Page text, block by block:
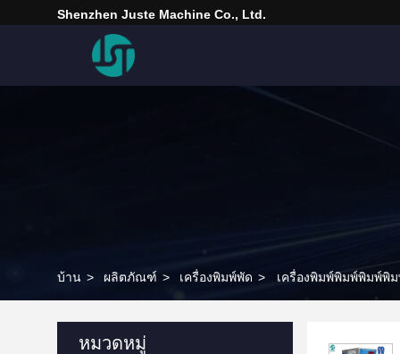
Shenzhen Juste Machine Co., Ltd.
บ้าน > ผลิตภัณฑ์ > เครื่องพิมพ์พัด > เครื่องพิมพ์พิมพ์พิมพ์
หมวดหมู่